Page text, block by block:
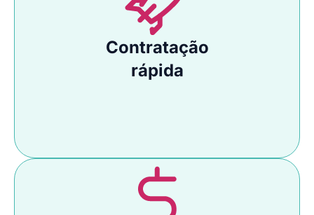
Contratação
rápida